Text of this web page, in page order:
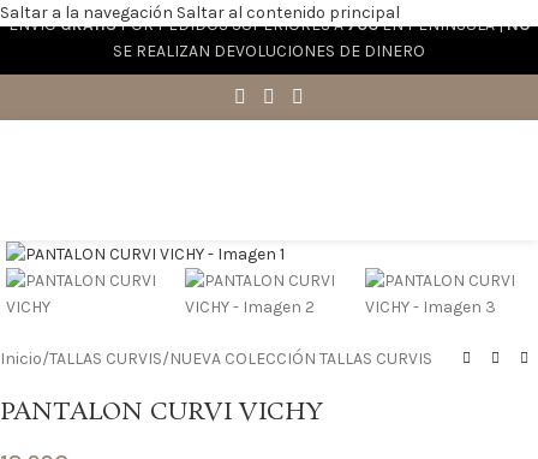
Saltar a la navegación Saltar al contenido principal
ENVÍOGRATISPOR PEDIDOS SUPERIORES A70€EN PENÍNSULA |NO
SE REALIZAN DEVOLUCIONES DE DINERO
Inicio/TALLAS CURVIS/NUEVA COLECCIÓN TALLAS CURVIS
PANTALON CURVI VICHY